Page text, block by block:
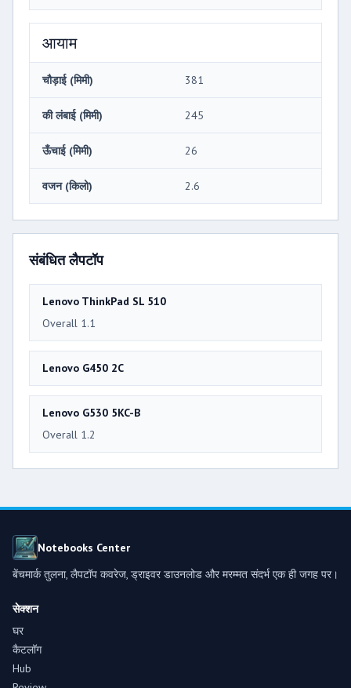
आयाम
चौड़ाई (मिमी) 381
की लंबाई (मिमी) 245
ऊँचाई (मिमी) 26
वजन (किलो) 2.6
संबंधित लैपटॉप
Lenovo ThinkPad SL 510
Overall 1.1
Lenovo G450 2C
Lenovo G530 5KC-B
Overall 1.2
Notebooks Center
बेंचमार्क तुलना, लैपटॉप कवरेज, ड्राइवर डाउनलोड और मरम्मत संदर्भ एक ही जगह पर।
सेक्शन
घर
कैटलॉग
Hub